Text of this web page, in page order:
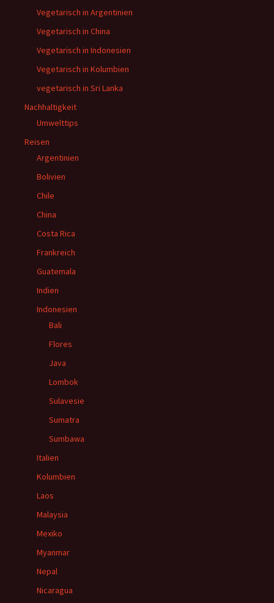
Vegetarisch in Argentinien
Vegetarisch in China
Vegetarisch in Indonesien
Vegetarisch in Kolumbien
vegetarisch in Sri Lanka
Nachhaltigkeit
Umwelttips
Reisen
Argentinien
Bolivien
Chile
China
Costa Rica
Frankreich
Guatemala
Indien
Indonesien
Bali
Flores
Java
Lombok
Sulavesie
Sumatra
Sumbawa
Italien
Kolumbien
Laos
Malaysia
Mexiko
Myanmar
Nepal
Nicaragua